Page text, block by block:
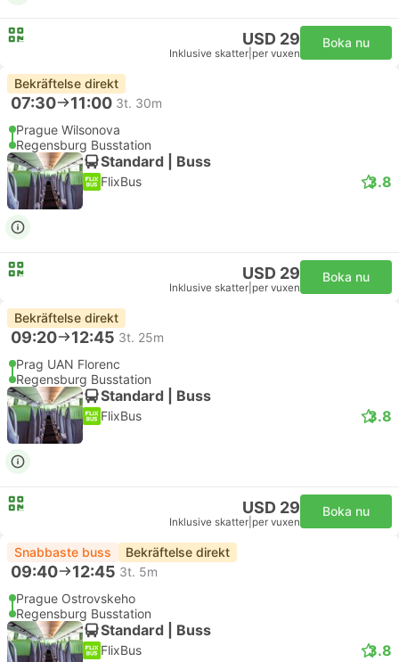
USD 29
Inklusive skatter per vuxen
Boka nu
Bekräftelse direkt
07:30 11:00 3t. 30m
Prague Wilsonova
Regensburg Busstation
Standard | Buss
FlixBus 3.8
USD 29
Inklusive skatter per vuxen
Boka nu
Bekräftelse direkt
09:20 12:45 3t. 25m
Prag UAN Florenc
Regensburg Busstation
Standard | Buss
FlixBus 3.8
USD 29
Inklusive skatter per vuxen
Boka nu
Snabbaste buss Bekräftelse direkt
09:40 12:45 3t. 5m
Prague Ostrovskeho
Regensburg Busstation
Standard | Buss
FlixBus 3.8